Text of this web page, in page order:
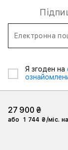
27 900 ₴
або 1 744 ₴/міс.
Електронна
Я згоден на
2026